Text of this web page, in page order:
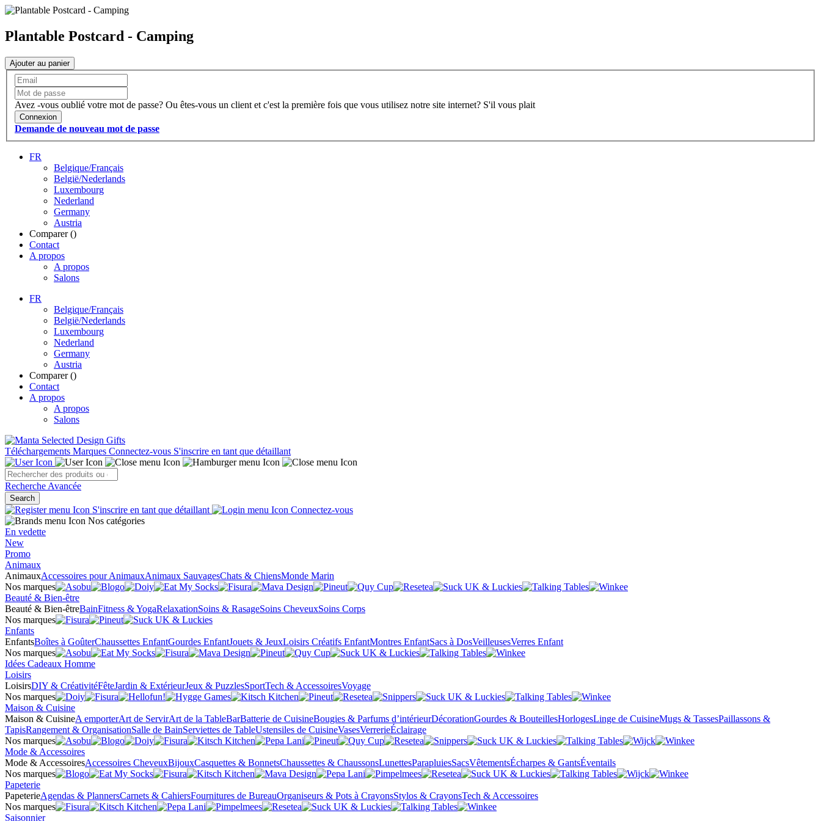
Plantable Postcard - Camping
Ajouter au panier
Avez -vous oublié votre mot de passe? Ou êtes-vous un client et c'est la première fois que vous utilisez notre site internet? S'il vous plait
Connexion
Demande de nouveau mot de passe
FR
Belgique/Français
België/Nederlands
Luxembourg
Nederland
Germany
Austria
Comparer ()
Contact
A propos
A propos
Salons
FR
Belgique/Français
België/Nederlands
Luxembourg
Nederland
Germany
Austria
Comparer ()
Contact
A propos
A propos
Salons
Téléchargements Marques Connectez-vous S'inscrire en tant que détaillant
Recherche Avancée
Search
S'inscrire en tant que détaillant
Connectez-vous
Nos catégories
En vedette
New
Promo
Animaux
AnimauxAccessoires pour AnimauxAnimaux SauvagesChats & ChiensMonde Marin
Nos marques
Beauté & Bien-être
Beauté & Bien-êtreBainFitness & YogaRelaxationSoins & RasageSoins CheveuxSoins Corps
Nos marques
Enfants
EnfantsBoîtes à GoûterChaussettes EnfantGourdes EnfantJouets & JeuxLoisirs Créatifs EnfantMontres EnfantSacs à DosVeilleusesVerres Enfant
Nos marques
Idées Cadeaux Homme
Loisirs
LoisirsDIY & CréativitéFêteJardin & ExtérieurJeux & PuzzlesSportTech & AccessoiresVoyage
Nos marques
Maison & Cuisine
Maison & CuisineA emporterArt de ServirArt de la TableBarBatterie de CuisineBougies & Parfums d’intérieurDécorationGourdes & BouteillesHorlogesLinge de CuisineMugs & TassesPaillassons &
TapisRangement & OrganisationSalle de BainServiettes de TableUstensiles de CuisineVasesVerrerieÉclairage
Nos marques
Mode & Accessoires
Mode & AccessoiresAccessoires CheveuxBijouxCasquettes & BonnetsChaussettes & ChaussonsLunettesParapluiesSacsVêtementsÉcharpes & GantsÉventails
Nos marques
Papeterie
PapeterieAgendas & PlannersCarnets & CahiersFournitures de BureauOrganiseurs & Pots à CrayonsStylos & CrayonsTech & Accessoires
Nos marques
Saisonnier